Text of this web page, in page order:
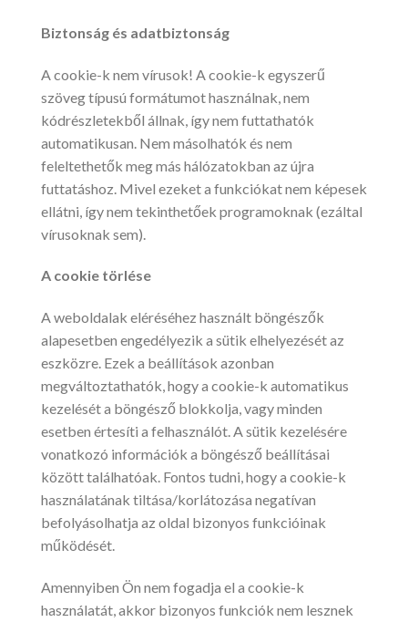
Biztonság és adatbiztonság
A cookie-k nem vírusok! A cookie-k egyszerű
szöveg típusú formátumot használnak, nem
kódrészletekből állnak, így nem futtathatók
automatikusan. Nem másolhatók és nem
feleltethetők meg más hálózatokban az újra
futtatáshoz. Mivel ezeket a funkciókat nem képesek
ellátni, így nem tekinthetőek programoknak (ezáltal
vírusoknak sem).
A cookie törlése
A weboldalak eléréséhez használt böngészők
alapesetben engedélyezik a sütik elhelyezését az
eszközre. Ezek a beállítások azonban
megváltoztathatók, hogy a cookie-k automatikus
kezelését a böngésző blokkolja, vagy minden
esetben értesíti a felhasználót. A sütik kezelésére
vonatkozó információk a böngésző beállításai
között találhatóak. Fontos tudni, hogy a cookie-k
használatának tiltása/korlátozása negatívan
befolyásolhatja az oldal bizonyos funkcióinak
működését.
Amennyiben Ön nem fogadja el a cookie-k
használatát, akkor bizonyos funkciók nem lesznek